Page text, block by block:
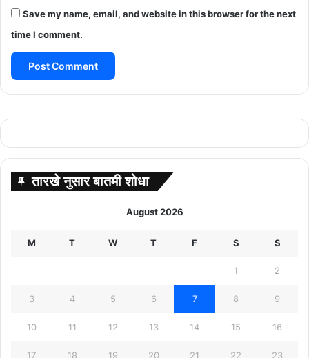
Save my name, email, and website in this browser for the next
time I comment.
तारखे नुसार बातमी शोधा
August 2026
M T W T F S S
1 2
3 4 5 6 7 8 9
10 11 12 13 14 15 16
17 18 19 20 21 22 23